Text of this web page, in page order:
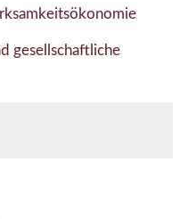
gesellschaftliche